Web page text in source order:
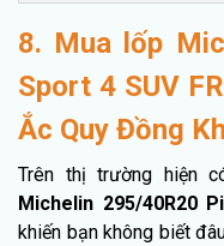
8. Mua lốp
Sport 4 SUV
Ắc Quy Đồng
Trên thị trường hiện
Michelin 295/40R20
khiến bạn không biết